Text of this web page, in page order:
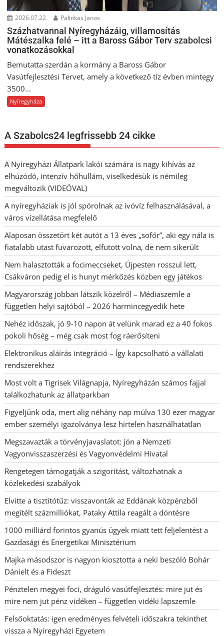
2026.07.22. Palinkas Janos
Százhatvannal Nyíregyházáig, villamosítás
Mátészalka felé – itt a Baross Gábor Terv szabolcsi
vonatkozásokkal
Bemutatta szerdán a kormány a Baross Gábor
Vasútfejlesztési Tervet, amely a következő tíz évben mintegy
3500...
Nyíregyháza
A Szabolcs24 legfrissebb 24 cikke
A Nyíregyházi Állatpark lakói számára is nagy kihívás az
elhúzódó, intenzív hőhullám, viselkedésük is némileg
megváltozik (VIDEÓVAL)
A nyíregyháziak is jól spórolnak az ivóvíz felhasználásával, a
város vízellátása megfelelő
Alaposan összetört két autót a 13 éves „sofőr”, aki egy nála is
fiatalabb utast fuvarozott, elfutott volna, de nem sikerült
Nem halasztották a focimeccseket, Újpesten rosszul lett,
Csákváron pedig el is hunyt mérkőzés közben egy játékos
Magyarország jobban látszik közelről – Médiaszemle a
független helyi sajtóból – 2026 harmincegyedik hete
Nehéz időszak, jó 9-10 napon át velünk marad ez a 40 fokos
pokoli hőség – még csak most fog ráerősíteni
Elektronikus aláírás integráció – Így kapcsolható a vállalati
rendszerekhez
Most volt a Tigrisek Világnapja, Nyíregyházán számos fajjal
találkozhatunk az állatparkban
Figyeljünk oda, mert alig néhány nap múlva 130 ezer magyar
ember személyi igazolványa lesz hirtelen használhatatlan
Megszavazták a törvényjavaslatot: jön a Nemzeti
Vagyonvisszaszerzési és Vagyonvédelmi Hivatal
Rengetegen támogatják a szigorítást, változhatnak a
közlekedési szabályok
Elvitte a tisztítótűz: visszavonták az Eddának közpénzből
megítélt százmilliókat, Pataky Attila reagált a döntésre
1000 milliárd forintos gyanús ügyek miatt tett feljelentést a
Gazdasági és Energetikai Minisztérium
Majka másodszor is nagyon kiosztotta a neki beszóló Bohár
Dánielt és a Fideszt
Pénztelen megyei foci, dráguló vasútfejlesztés: mire jut és
mire nem jut pénz vidéken – független vidéki lapszemle
Felsőoktatás: igen eredményes felvételi időszakra tekinthet
vissza a Nyíregyházi Egyetem